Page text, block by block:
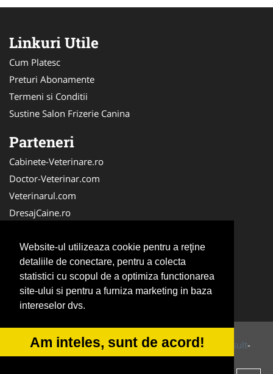
Website-ul utilizeaza cookie pentru a reţine
detaliile de conectare, pentru a colecta
statistici cu scopul de a optimiza functionarea
site-ului si pentru a furniza marketing in baza
intereselor dvs.
Am inteles, sunt de acord!
Linkuri Utile
Cum Platesc
Preturi Abonamente
Termeni si Conditii
Sustine Salon Frizerie Canina
Parteneri
Cabinete-Veterinare.ro
Doctor-Veterinar.com
Veterinarul.com
DresajCaine.ro
NonStopDeschis.ro
Dresaj-Caine.ro
Clinica-Privata.ro
Veterinar-Romania.ro
© 2014-2026 Powered byVilonMedia&Tokaido Consult-
ANPC SOL